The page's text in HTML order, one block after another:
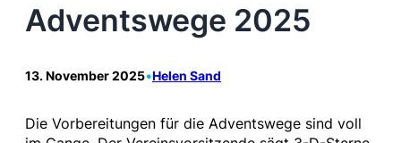
Adventswege 2025
13. November 2025•Helen Sand
Die Vorbereitungen für die Adventswege sind voll